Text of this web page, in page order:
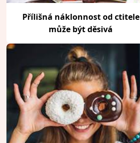
Přílišná náklonnost od ctitele
může být děsivá